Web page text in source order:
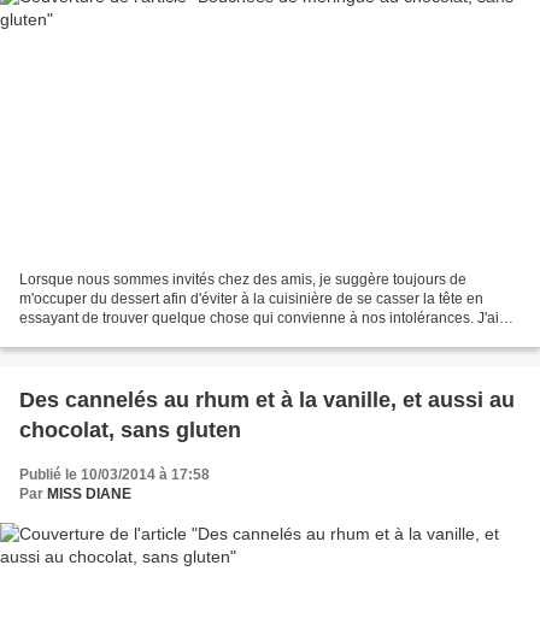
Lorsque nous sommes invités chez des amis, je suggère toujours de
m'occuper du dessert afin d'éviter à la cuisinière de se casser la tête en
essayant de trouver quelque chose qui convienne à nos intolérances. J'ai
Des cannelés au rhum et à la vanille, et aussi au
chocolat, sans gluten
Publié le 10/03/2014 à 17:58
Par MISS DIANE